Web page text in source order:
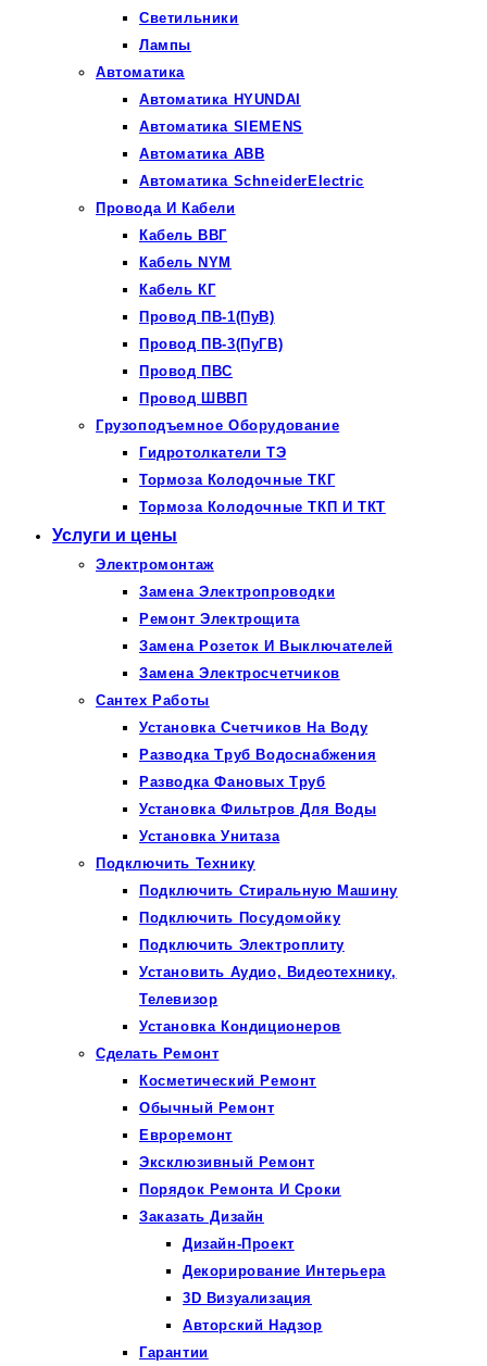
Светильники
Лампы
Автоматика
Автоматика HYUNDAI
Автоматика SIEMENS
Автоматика ABB
Автоматика SchneiderElectric
Провода И Кабели
Кабель ВВГ
Кабель NYM
Кабель КГ
Провод ПВ-1(ПуВ)
Провод ПВ-3(ПуГВ)
Провод ПВС
Провод ШВВП
Грузоподъемное Оборудование
Гидротолкатели ТЭ
Тормоза Колодочные ТКГ
Тормоза Колодочные ТКП И ТКТ
Услуги и цены
Электромонтаж
Замена Электропроводки
Ремонт Электрощита
Замена Розеток И Выключателей
Замена Электросчетчиков
Сантех Работы
Установка Счетчиков На Воду
Разводка Труб Водоснабжения
Разводка Фановых Труб
Установка Фильтров Для Воды
Установка Унитаза
Подключить Технику
Подключить Стиральную Машину
Подключить Посудомойку
Подключить Электроплиту
Установить Аудио, Видеотехнику,
Телевизор
Установка Кондиционеров
Сделать Ремонт
Косметический Ремонт
Обычный Ремонт
Евроремонт
Эксклюзивный Ремонт
Порядок Ремонта И Сроки
Заказать Дизайн
Дизайн-Проект
Декорирование Интерьера
3D Визуализация
Авторский Надзор
Гарантии